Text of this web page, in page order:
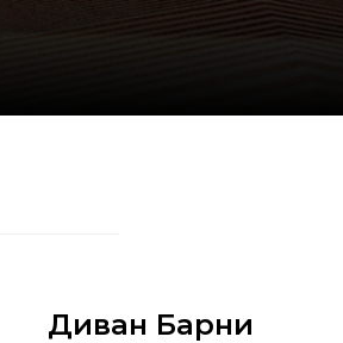
Диван Барни